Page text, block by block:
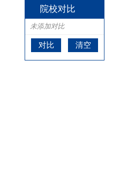
院校对比
未添加对比
对比 清空